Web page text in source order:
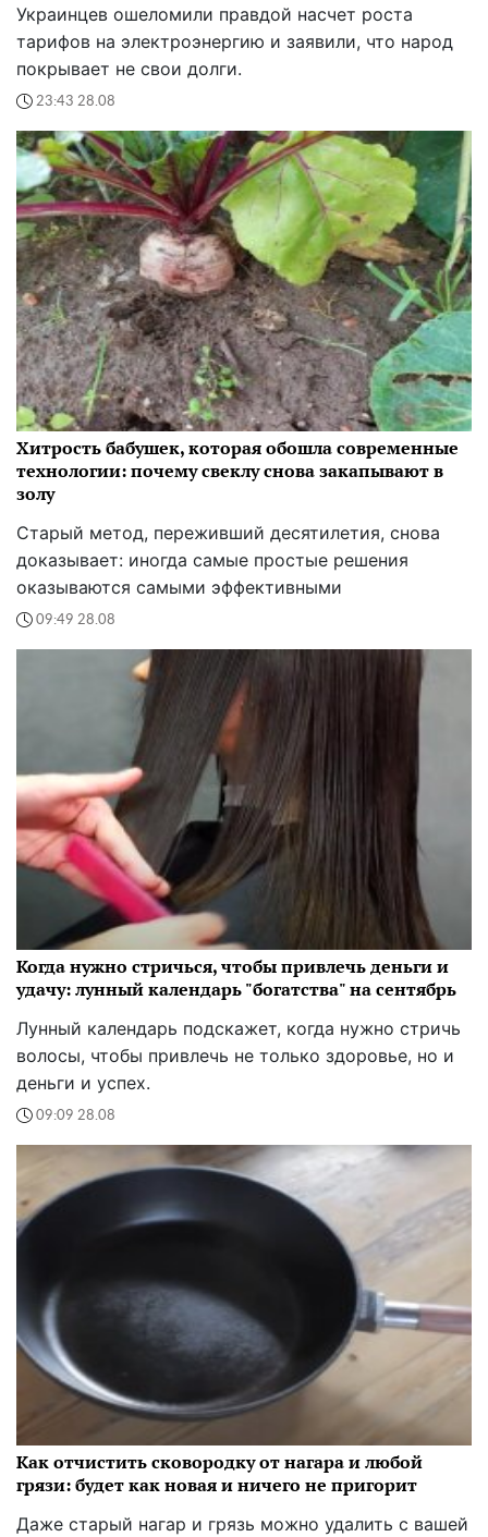
Украинцев ошеломили правдой насчет роста
тарифов на электроэнергию и заявили, что народ
покрывает не свои долги.
23:43 28.08
Хитрость бабушек, которая обошла современные
технологии: почему свеклу снова закапывают в
золу
Старый метод, переживший десятилетия, снова
доказывает: иногда самые простые решения
оказываются самыми эффективными
09:49 28.08
Когда нужно стричься, чтобы привлечь деньги и
удачу: лунный календарь "богатства" на сентябрь
Лунный календарь подскажет, когда нужно стричь
волосы, чтобы привлечь не только здоровье, но и
деньги и успех.
09:09 28.08
Как отчистить сковородку от нагара и любой
грязи: будет как новая и ничего не пригорит
Даже старый нагар и грязь можно удалить с вашей